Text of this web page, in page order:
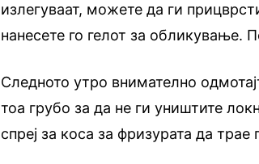
излегуваат, можете да ги
нанесете го гелот за обликување.
Следното утро внимателно
тоа грубо за да не ги уништите
спреј за коса за фризурата да трае